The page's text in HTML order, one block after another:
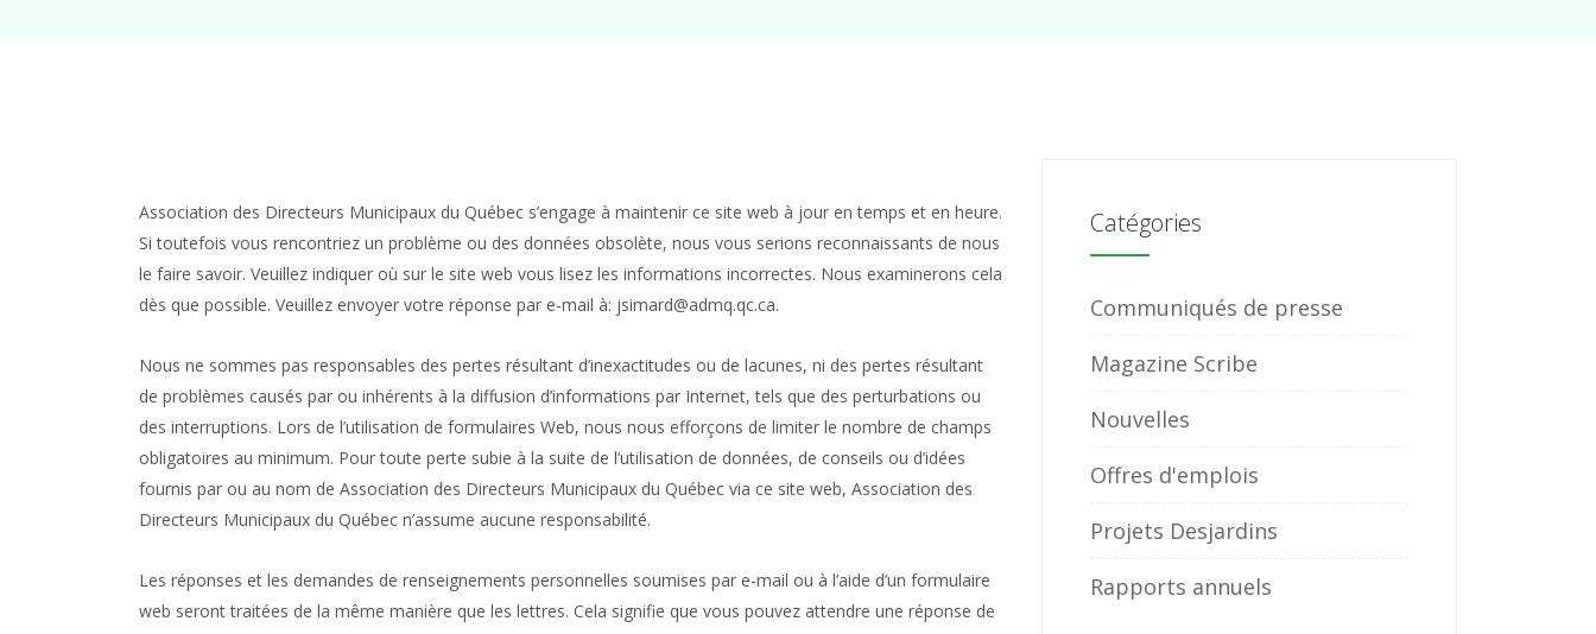
Association des Directeurs Municipaux du Québec s’engage à maintenir ce site web à jour en temps et en heure.
Si toutefois vous rencontriez un problème ou des données obsolète, nous vous serions reconnaissants de nous
le faire savoir. Veuillez indiquer où sur le site web vous lisez les informations incorrectes. Nous examinerons cela
dès que possible. Veuillez envoyer votre réponse par e-mail à: jsimard@admq.qc.ca.
Nous ne sommes pas responsables des pertes résultant d’inexactitudes ou de lacunes, ni des pertes résultant
de problèmes causés par ou inhérents à la diffusion d’informations par Internet, tels que des perturbations ou
des interruptions. Lors de l’utilisation de formulaires Web, nous nous efforçons de limiter le nombre de champs
obligatoires au minimum. Pour toute perte subie à la suite de l’utilisation de données, de conseils ou d’idées
fournis par ou au nom de Association des Directeurs Municipaux du Québec via ce site web, Association des
Directeurs Municipaux du Québec n’assume aucune responsabilité.
Les réponses et les demandes de renseignements personnelles soumises par e-mail ou à l’aide d’un formulaire
web seront traitées de la même manière que les lettres. Cela signifie que vous pouvez attendre une réponse de
Catégories
Communiqués de presse
Magazine Scribe
Nouvelles
Offres d'emplois
Projets Desjardins
Rapports annuels